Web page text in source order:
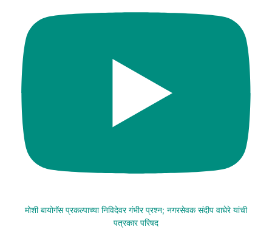
मोशी बायोगॅस प्रकल्पाच्या निविदेवर गंभीर प्रश्न; नगरसेवक संदीप वाघेरे यांची
पत्रकार परिषद